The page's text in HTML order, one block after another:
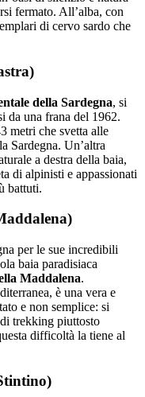
fermato. All’alba, con
di cervo sardo che
della Sardegna, si
da una frana del 1962.
metri che svetta alle
Sardegna. Un’altra
a destra della baia,
di alpinisti e appassionati
battuti.
per le sue incredibili
baia paradisiaca
Maddalena.
è una vera e
e non semplice: si
trekking piuttosto
difficoltà la tiene al